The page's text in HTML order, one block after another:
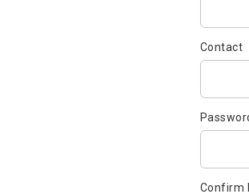
Contact
Confirm